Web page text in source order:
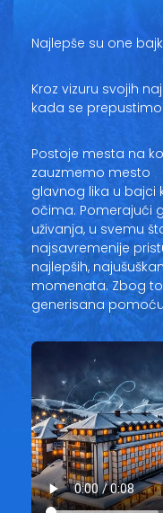
Najlepše su one
Kroz vizuru svojih
kada se
Postoje mesta na
zauzmemo mesto
glavnog lika u bajci
očima. Pomerajući
uživanja, u svemu
najsavremenije
najlepših,
momenata. Zbog
generisana